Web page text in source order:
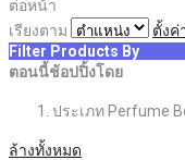
ต่อหน้า
เรียงตาม
ตั้งค่
Filter Products By
ตอนนี้ช้อปปิ้งโดย
ประเภทPerfume
ล้างทั้งหมด